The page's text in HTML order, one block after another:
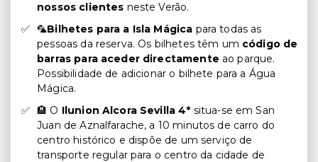
nossos clientes neste Verão.
🦜Bilhetes para a Isla Mágica para todas as
pessoas da reserva. Os bilhetes têm um código de
barras para aceder directamente ao parque.
Possibilidade de adicionar o bilhete para a Água
Mágica.
🏨 O Ilunion Alcora Sevilla 4* situa-se em San
Juan de Aznalfarache, a 10 minutos de carro do
centro histórico e dispõe de um serviço de
transporte regular para o centro da cidade de